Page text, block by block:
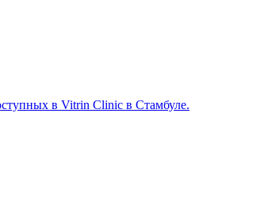
в Vitrin Clinic в Стамбуле.